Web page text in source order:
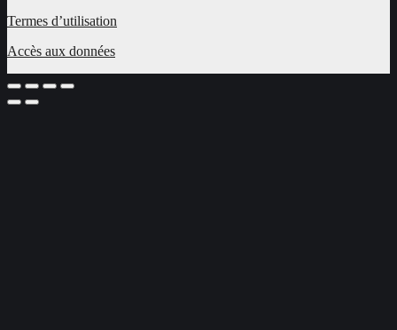
Termes d’utilisation
Accès aux données